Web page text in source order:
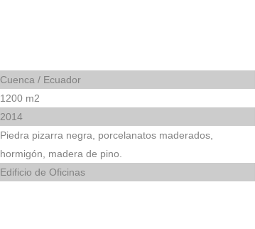
Cuenca / Ecuador
1200 m2
2014
Piedra pizarra negra, porcelanatos maderados,
hormigón, madera de pino.
Edificio de Oficinas